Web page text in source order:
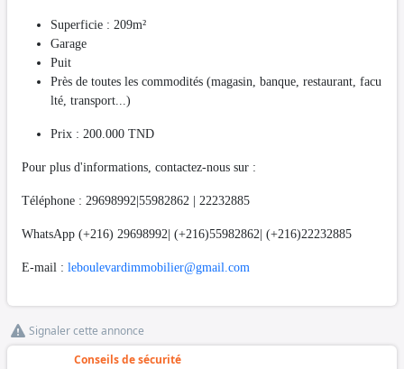
Superficie : 209m²
Garage
Puit
Près de toutes les commodités (magasin, banque, restaurant, facu
lté, transport...)
Prix : 200.000 TND
Pour plus d'informations, contactez-nous sur :
Téléphone : 29698992|55982862 | 22232885
WhatsApp (+216) 29698992| (+216)55982862| (+216)22232885
E-mail : leboulevardimmobilier@gmail.com
Signaler cette annonce
Conseils de sécurité